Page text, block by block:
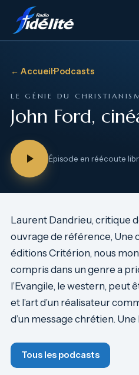
← Accueil·Podcasts
LE GÉNIE DU
John Ford,
Épisode en réécoute
Laurent Dandrieu, critique
ouvrage de référence, Une
éditions Critérion, nous
compris dans un genre a
l’Evangile, le western, peut
et l’art d’un réalisateur
d’un message chrétien.
Tous les podcasts